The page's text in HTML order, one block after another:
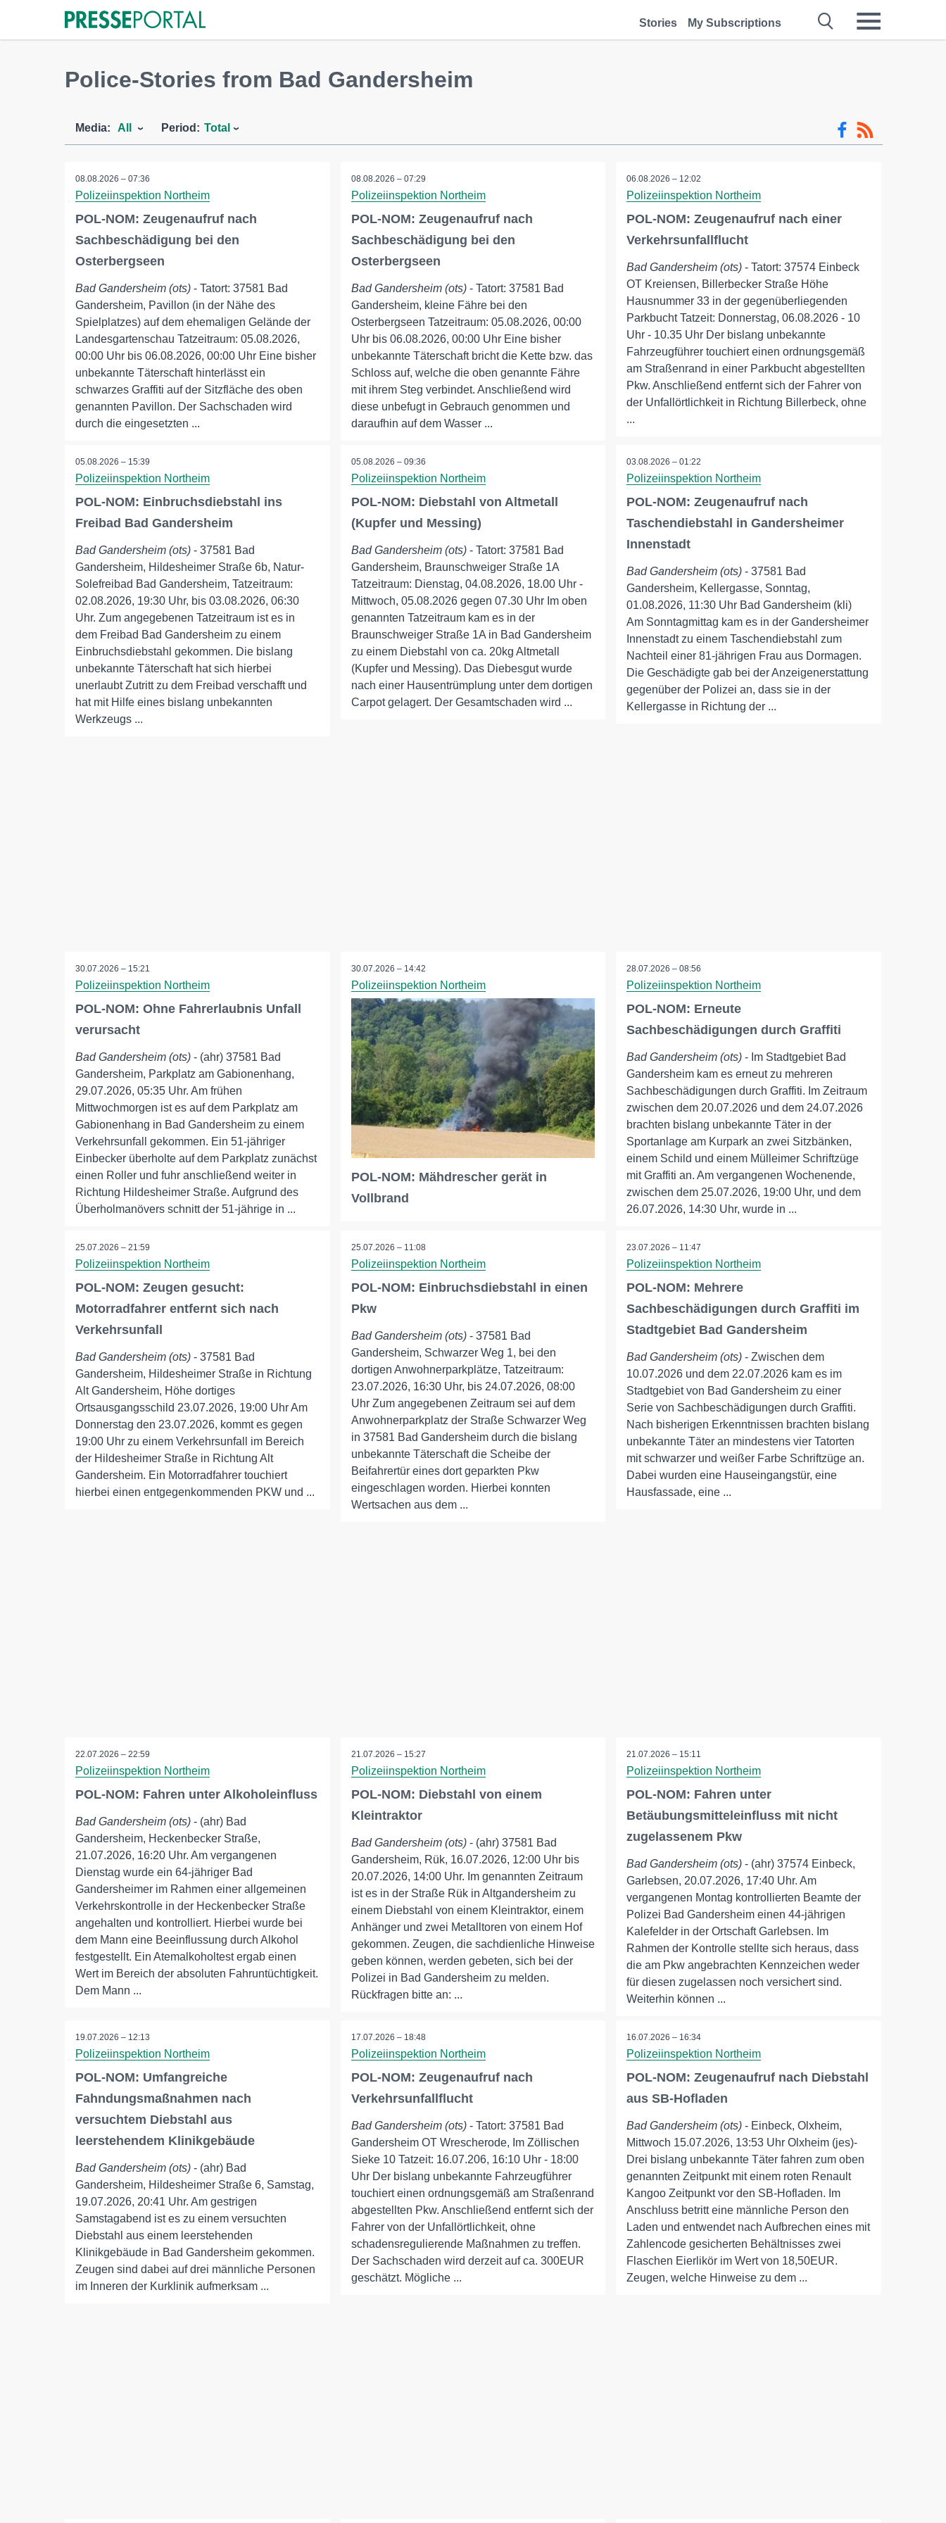
Stories My Subscriptions
Police-Stories from Bad Gandersheim
Media: All Period: Total
08.08.2026 – 07:36
Polizeiinspektion Northeim
POL-NOM: Zeugenaufruf nach
Sachbeschädigung bei den
Osterbergseen
Bad Gandersheim (ots) - Tatort: 37581 Bad
Gandersheim, Pavillon (in der Nähe des
Spielplatzes) auf dem ehemaligen Gelände der
Landesgartenschau Tatzeitraum: 05.08.2026,
00:00 Uhr bis 06.08.2026, 00:00 Uhr Eine bisher
unbekannte Täterschaft hinterlässt ein
schwarzes Graffiti auf der Sitzfläche des oben
genannten Pavillon. Der Sachschaden wird
durch die eingesetzten ...
08.08.2026 – 07:29
Polizeiinspektion Northeim
POL-NOM: Zeugenaufruf nach
Sachbeschädigung bei den
Osterbergseen
Bad Gandersheim (ots)- Tatort: 37581 Bad
Gandersheim, kleine Fähre bei den
Osterbergseen Tatzeitraum: 05.08.2026, 00:00
Uhr bis 06.08.2026, 00:00 Uhr Eine bisher
unbekannte Täterschaft bricht die Kette bzw. das
Schloss auf, welche die oben genannte Fähre
mit ihrem Steg verbindet. Anschließend wird
diese unbefugt in Gebrauch genommen und
daraufhin auf dem Wasser ...
06.08.2026 – 12:02
Polizeiinspektion Northeim
POL-NOM: Zeugenaufruf nach einer
Verkehrsunfallflucht
Bad Gandersheim (ots) - Tatort: 37574 Einbeck
OT Kreiensen, Billerbecker Straße Höhe
Hausnummer 33 in der gegenüberliegenden
Parkbucht Tatzeit: Donnerstag, 06.08.2026 - 10
Uhr - 10.35 Uhr Der bislang unbekannte
Fahrzeugführer touchiert einen ordnungsgemäß
am Straßenrand in einer Parkbucht abgestellten
Pkw. Anschließend entfernt sich der Fahrer von
der Unfallörtlichkeit in Richtung Billerbeck, ohne
...
05.08.2026 – 15:39
Polizeiinspektion Northeim
POL-NOM: Einbruchsdiebstahl ins
Freibad Bad Gandersheim
Bad Gandersheim (ots) - 37581 Bad
Gandersheim, Hildesheimer Straße 6b, Natur-
Solefreibad Bad Gandersheim, Tatzeitraum:
02.08.2026, 19:30 Uhr, bis 03.08.2026, 06:30
Uhr. Zum angegebenen Tatzeitraum ist es in
dem Freibad Bad Gandersheim zu einem
Einbruchsdiebstahl gekommen. Die bislang
unbekannte Täterschaft hat sich hierbei
unerlaubt Zutritt zu dem Freibad verschafft und
hat mit Hilfe eines bislang unbekannten
Werkzeugs ...
05.08.2026 – 09:36
Polizeiinspektion Northeim
POL-NOM: Diebstahl von Altmetall
(Kupfer und Messing)
Bad Gandersheim (ots)- Tatort: 37581 Bad
Gandersheim, Braunschweiger Straße 1A
Tatzeitraum: Dienstag, 04.08.2026, 18.00 Uhr -
Mittwoch, 05.08.2026 gegen 07.30 Uhr Im oben
genannten Tatzeitraum kam es in der
Braunschweiger Straße 1A in Bad Gandersheim
zu einem Diebstahl von ca. 20kg Altmetall
(Kupfer und Messing). Das Diebesgut wurde
nach einer Hausentrümplung unter dem dortigen
Carpot gelagert. Der Gesamtschaden wird ...
03.08.2026 – 01:22
Polizeiinspektion Northeim
POL-NOM: Zeugenaufruf nach
Taschendiebstahl in Gandersheimer
Innenstadt
Bad Gandersheim (ots) - 37581 Bad
Gandersheim, Kellergasse, Sonntag,
01.08.2026, 11:30 Uhr Bad Gandersheim (kli)
Am Sonntagmittag kam es in der Gandersheimer
Innenstadt zu einem Taschendiebstahl zum
Nachteil einer 81-jährigen Frau aus Dormagen.
Die Geschädigte gab bei der Anzeigenerstattung
gegenüber der Polizei an, dass sie in der
Kellergasse in Richtung der ...
30.07.2026 – 15:21
Polizeiinspektion Northeim
POL-NOM: Ohne Fahrerlaubnis Unfall
verursacht
Bad Gandersheim (ots) - (ahr) 37581 Bad
Gandersheim, Parkplatz am Gabionenhang,
29.07.2026, 05:35 Uhr. Am frühen
Mittwochmorgen ist es auf dem Parkplatz am
Gabionenhang in Bad Gandersheim zu einem
Verkehrsunfall gekommen. Ein 51-jähriger
Einbecker überholte auf dem Parkplatz zunächst
einen Roller und fuhr anschließend weiter in
Richtung Hildesheimer Straße. Aufgrund des
Überholmanövers schnitt der 51-jährige in ...
30.07.2026 – 14:42
Polizeiinspektion Northeim
POL-NOM: Mähdrescher gerät in
Vollbrand
28.07.2026 – 08:56
Polizeiinspektion Northeim
POL-NOM: Erneute
Sachbeschädigungen durch Graffiti
Bad Gandersheim (ots) - Im Stadtgebiet Bad
Gandersheim kam es erneut zu mehreren
Sachbeschädigungen durch Graffiti. Im Zeitraum
zwischen dem 20.07.2026 und dem 24.07.2026
brachten bislang unbekannte Täter in der
Sportanlage am Kurpark an zwei Sitzbänken,
einem Schild und einem Mülleimer Schriftzüge
mit Graffiti an. Am vergangenen Wochenende,
zwischen dem 25.07.2026, 19:00 Uhr, und dem
26.07.2026, 14:30 Uhr, wurde in ...
25.07.2026 – 21:59
Polizeiinspektion Northeim
POL-NOM: Zeugen gesucht:
Motorradfahrer entfernt sich nach
Verkehrsunfall
Bad Gandersheim (ots) - 37581 Bad
Gandersheim, Hildesheimer Straße in Richtung
Alt Gandersheim, Höhe dortiges
Ortsausgangsschild 23.07.2026, 19:00 Uhr Am
Donnerstag den 23.07.2026, kommt es gegen
19:00 Uhr zu einem Verkehrsunfall im Bereich
der Hildesheimer Straße in Richtung Alt
Gandersheim. Ein Motorradfahrer touchiert
hierbei einen entgegenkommenden PKW und ...
25.07.2026 – 11:08
Polizeiinspektion Northeim
POL-NOM: Einbruchsdiebstahl in einen
Pkw
Bad Gandersheim (ots)- 37581 Bad
Gandersheim, Schwarzer Weg 1, bei den
dortigen Anwohnerparkplätze, Tatzeitraum:
23.07.2026, 16:30 Uhr, bis 24.07.2026, 08:00
Uhr Zum angegebenen Zeitraum sei auf dem
Anwohnerparkplatz der Straße Schwarzer Weg
in 37581 Bad Gandersheim durch die bislang
unbekannte Täterschaft die Scheibe der
Beifahrertür eines dort geparkten Pkw
eingeschlagen worden. Hierbei konnten
Wertsachen aus dem ...
23.07.2026 – 11:47
Polizeiinspektion Northeim
POL-NOM: Mehrere
Sachbeschädigungen durch Graffiti im
Stadtgebiet Bad Gandersheim
Bad Gandersheim (ots) - Zwischen dem
10.07.2026 und dem 22.07.2026 kam es im
Stadtgebiet von Bad Gandersheim zu einer
Serie von Sachbeschädigungen durch Graffiti.
Nach bisherigen Erkenntnissen brachten bislang
unbekannte Täter an mindestens vier Tatorten
mit schwarzer und weißer Farbe Schriftzüge an.
Dabei wurden eine Hauseingangstür, eine
Hausfassade, eine ...
22.07.2026 – 22:59
Polizeiinspektion Northeim
POL-NOM: Fahren unter Alkoholeinfluss
Bad Gandersheim (ots) - (ahr) Bad
Gandersheim, Heckenbecker Straße,
21.07.2026, 16:20 Uhr. Am vergangenen
Dienstag wurde ein 64-jähriger Bad
Gandersheimer im Rahmen einer allgemeinen
Verkehrskontrolle in der Heckenbecker Straße
angehalten und kontrolliert. Hierbei wurde bei
dem Mann eine Beeinflussung durch Alkohol
festgestellt. Ein Atemalkoholtest ergab einen
Wert im Bereich der absoluten Fahruntüchtigkeit.
Dem Mann ...
21.07.2026 – 15:27
Polizeiinspektion Northeim
POL-NOM: Diebstahl von einem
Kleintraktor
Bad Gandersheim (ots)- (ahr) 37581 Bad
Gandersheim, Rük, 16.07.2026, 12:00 Uhr bis
20.07.2026, 14:00 Uhr. Im genannten Zeitraum
ist es in der Straße Rük in Altgandersheim zu
einem Diebstahl von einem Kleintraktor, einem
Anhänger und zwei Metalltoren von einem Hof
gekommen. Zeugen, die sachdienliche Hinweise
geben können, werden gebeten, sich bei der
Polizei in Bad Gandersheim zu melden.
Rückfragen bitte an: ...
21.07.2026 – 15:11
Polizeiinspektion Northeim
POL-NOM: Fahren unter
Betäubungsmitteleinfluss mit nicht
zugelassenem Pkw
Bad Gandersheim (ots) - (ahr) 37574 Einbeck,
Garlebsen, 20.07.2026, 17:40 Uhr. Am
vergangenen Montag kontrollierten Beamte der
Polizei Bad Gandersheim einen 44-jährigen
Kalefelder in der Ortschaft Garlebsen. Im
Rahmen der Kontrolle stellte sich heraus, dass
die am Pkw angebrachten Kennzeichen weder
für diesen zugelassen noch versichert sind.
Weiterhin können ...
19.07.2026 – 12:13
Polizeiinspektion Northeim
POL-NOM: Umfangreiche
Fahndungsmaßnahmen nach
versuchtem Diebstahl aus
leerstehendem Klinikgebäude
Bad Gandersheim (ots) - (ahr) Bad
Gandersheim, Hildesheimer Straße 6, Samstag,
19.07.2026, 20:41 Uhr. Am gestrigen
Samstagabend ist es zu einem versuchten
Diebstahl aus einem leerstehenden
Klinikgebäude in Bad Gandersheim gekommen.
Zeugen sind dabei auf drei männliche Personen
im Inneren der Kurklinik aufmerksam ...
17.07.2026 – 18:48
Polizeiinspektion Northeim
POL-NOM: Zeugenaufruf nach
Verkehrsunfallflucht
Bad Gandersheim (ots)- Tatort: 37581 Bad
Gandersheim OT Wrescherode, Im Zöllischen
Sieke 10 Tatzeit: 16.07.206, 16:10 Uhr - 18:00
Uhr Der bislang unbekannte Fahrzeugführer
touchiert einen ordnungsgemäß am Straßenrand
abgestellten Pkw. Anschließend entfernt sich der
Fahrer von der Unfallörtlichkeit, ohne
schadensregulierende Maßnahmen zu treffen.
Der Sachschaden wird derzeit auf ca. 300EUR
geschätzt. Mögliche ...
16.07.2026 – 16:34
Polizeiinspektion Northeim
POL-NOM: Zeugenaufruf nach Diebstahl
aus SB-Hofladen
Bad Gandersheim (ots) - Einbeck, Olxheim,
Mittwoch 15.07.2026, 13:53 Uhr Olxheim (jes)-
Drei bislang unbekannte Täter fahren zum oben
genannten Zeitpunkt mit einem roten Renault
Kangoo Zeitpunkt vor den SB-Hofladen. Im
Anschluss betritt eine männliche Person den
Laden und entwendet nach Aufbrechen eines mit
Zahlencode gesicherten Behältnisses zwei
Flaschen Eierlikör im Wert von 18,50EUR.
Zeugen, welche Hinweise zu dem ...